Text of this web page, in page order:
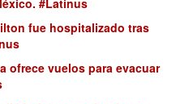
fue hospitalizado tras
ofrece vuelos para evacuar